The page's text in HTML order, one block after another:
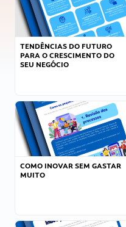
TENDÊNCIAS DO FUTURO
PARA O CRESCIMENTO DO
SEU NEGÓCIO
COMO INOVAR SEM GASTAR
MUITO